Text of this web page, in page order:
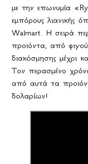
με την επωνυμία
εμπόρους λιανικής
Walmart. Η σειρά
προϊόντα, από
διακόσμησης μέχρι
Τον περασμένο
από αυτά τα
δολαρίων!